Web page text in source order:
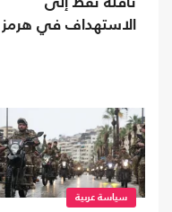
ناقلة نفط إلى
الاستهداف في هرمز
سياسة عربية